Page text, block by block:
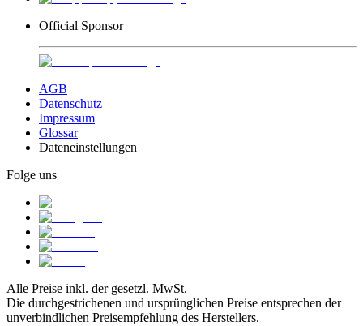
Official Sponsor
AGB
Datenschutz
Impressum
Glossar
Dateneinstellungen
Folge uns
Alle Preise inkl. der gesetzl. MwSt.
Die durchgestrichenen und ursprünglichen Preise entsprechen der
unverbindlichen Preisempfehlung des Herstellers.